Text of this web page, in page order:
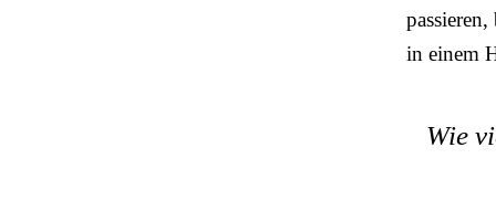
in einem
Wie